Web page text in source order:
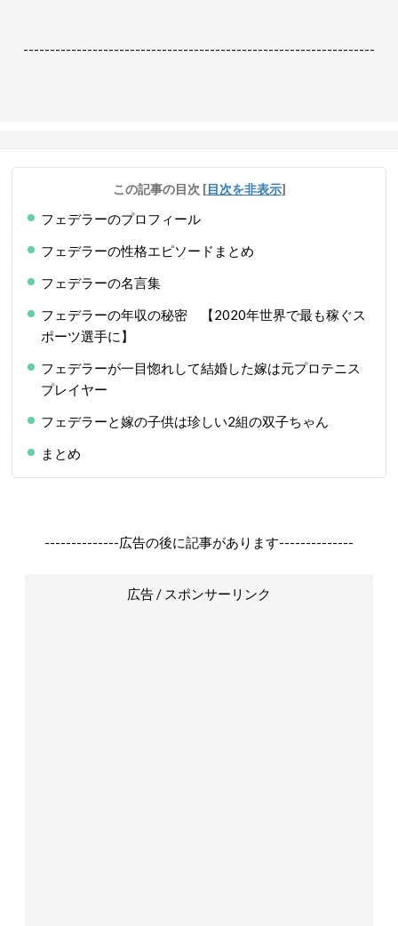
------------------------------------------------------------------
この記事の目次 [目次を非表示]
フェデラーのプロフィール
フェデラーの性格エピソードまとめ
フェデラーの名言集
フェデラーの年収の秘密 【2020年世界で最も稼ぐス
ポーツ選手に】
フェデラーが一目惚れして結婚した嫁は元プロテニス
プレイヤー
フェデラーと嫁の子供は珍しい2組の双子ちゃん
まとめ
--------------広告の後に記事があります--------------
広告 / スポンサーリンク